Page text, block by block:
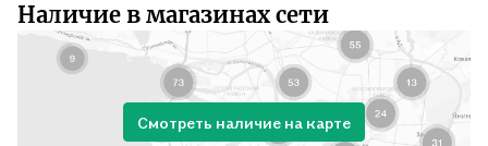
Наличие в магазинах сети
Смотреть наличие на карте